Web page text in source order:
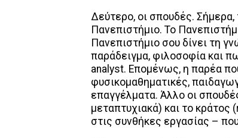
Δεύτερο, οι σπουδές.
Πανεπιστήμιο. Το
Πανεπιστήμιο σου δίνει τη
παράδειγμα, φιλοσοφία και
analyst. Επομένως, η παρέα
φυσικομαθηματικές,
επαγγέλματα. Άλλο οι
μεταπτυχιακά) και το
στις συνθήκες εργασίας –